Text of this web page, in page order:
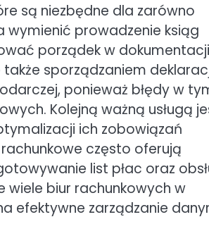
są niezbędne dla zarówno
wymienić prowadzenie ksiąg
porządek w dokumentacji
sporządzaniem
ponieważ błędy w
Kolejną ważną usługą
ich zobowiązań
często oferują
list płac oraz
wiele biur rachunkowych w
efektywne zarządzanie